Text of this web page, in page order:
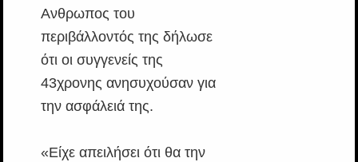
Ανθρωπος του
περιβάλλοντός της δήλωσε
ότι οι συγγενείς της
43χρονης ανησυχούσαν για
την ασφάλειά της.
«Είχε απειλήσει ότι θα την